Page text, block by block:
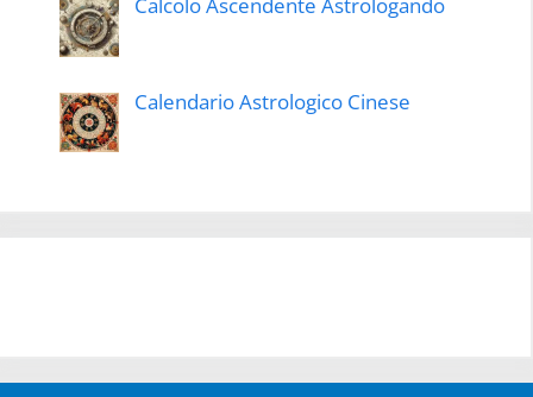
Calcolo Ascendente Astrologando
Calendario Astrologico Cinese